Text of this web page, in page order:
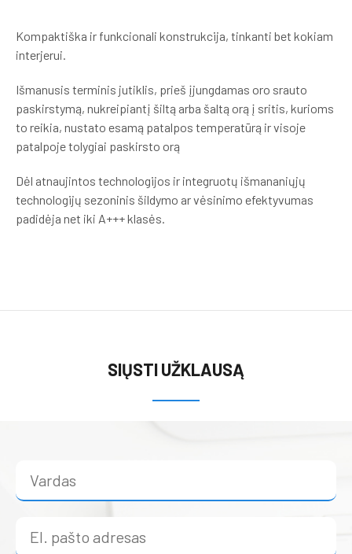
Kompaktiška ir funkcionali konstrukcija, tinkanti bet kokiam
interjerui.
Išmanusis terminis jutiklis, prieš įjungdamas oro srauto
paskirstymą, nukreipiantį šiltą arba šaltą orą į sritis, kurioms
to reikia, nustato esamą patalpos temperatūrą ir visoje
patalpoje tolygiai paskirsto orą
Dėl atnaujintos technologijos ir integruotų išmananiųjų
technologijų sezoninis šildymo ar vėsinimo efektyvumas
padidėja net iki A+++ klasės.
SIŲSTI UŽKLAUSĄ